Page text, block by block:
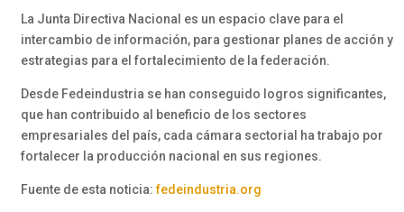
La Junta Directiva Nacional es un espacio clave para el
intercambio de información, para gestionar planes de acción y
estrategias para el fortalecimiento de la federación.
Desde Fedeindustria se han conseguido logros significantes,
que han contribuido al beneficio de los sectores
empresariales del país, cada cámara sectorial ha trabajo por
fortalecer la producción nacional en sus regiones.
Fuente de esta noticia:fedeindustria.org